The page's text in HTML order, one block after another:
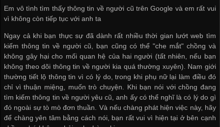
Em vô tình tìm thấy thông tin về người cũ trên Google và em rất vui
vì không còn tiếp tục với anh ta
Ngay cả khi bạn thực sự đã dành rất nhiều thời gian lướt web tìm
kiếm thông tin về người cũ, bạn cũng có thể "che mắt" chồng và
không gây hại cho mối quan hệ của hai người (tất nhiên, nếu bạn
không theo dõi thông tin về người kia quá thường xuyên). Nam giới
thường tiết lộ thông tin vì có lý do, trong khi phụ nữ lại làm điều đó
chỉ vì thuận miệng, muốn trò chuyện. Khi bạn nói với chồng đang
tìm kiếm thông tin về người yêu cũ, anh ấy có thể nghĩ là có lý do gì
đó ngoài sự tò mò đơn thuần. Và nếu chàng phát hiện việc này, hãy
để chàng yên tâm bằng cách nói, bạn rất vui vì hiện tại ở bên cạnh